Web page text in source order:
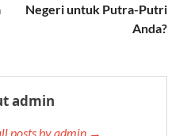
Negeri untuk Putra-Putri
Anda?
admin
posts by admin →